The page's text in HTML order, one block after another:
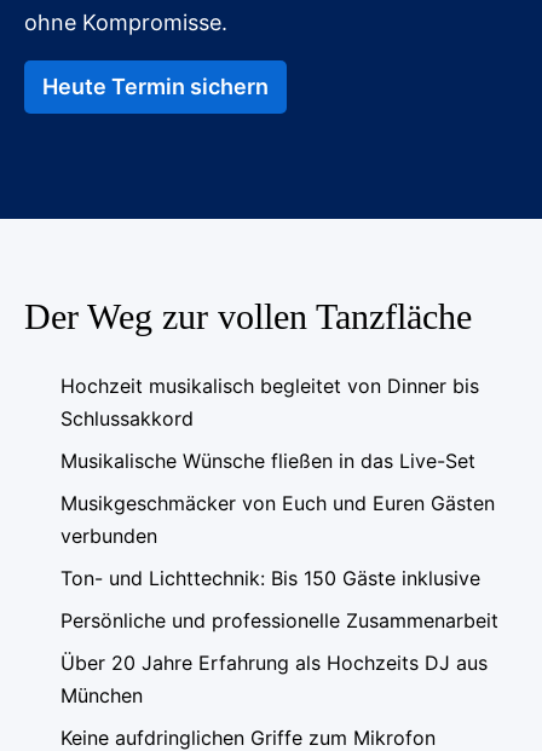
ohne Kompromisse.
Heute Termin sichern
Der Weg zur vollen Tanzfläche
Hochzeit musikalisch begleitet von Dinner bis
Schlussakkord
Musikalische Wünsche fließen in das Live-Set
Musikgeschmäcker von Euch und Euren Gästen
verbunden
Ton- und Lichttechnik: Bis 150 Gäste inklusive
Persönliche und professionelle Zusammenarbeit
Über 20 Jahre Erfahrung als Hochzeits DJ aus
München
Keine aufdringlichen Griffe zum Mikrofon